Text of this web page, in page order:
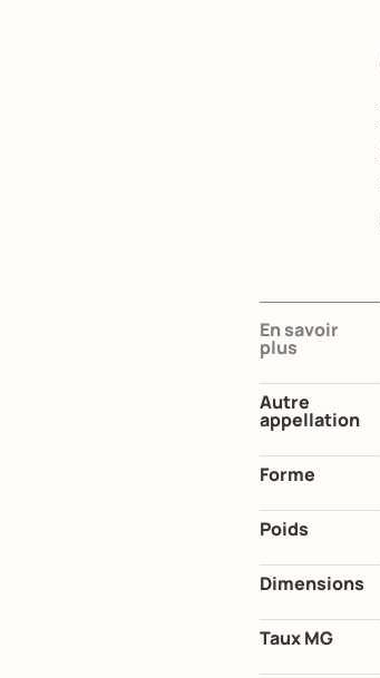
En savoir
plus
Autre
appellation
Forme
Poids
Dimensions
Taux MG